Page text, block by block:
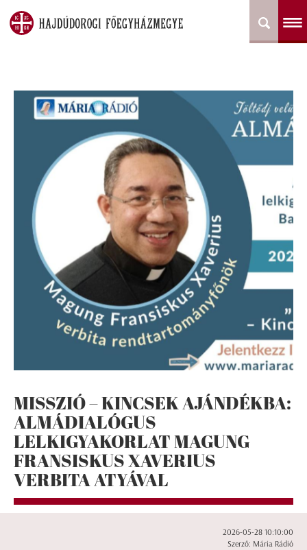
MISSZIÓ – KINCSEK AJÁNDÉKBA:
ALMÁDIALÓGUS
LELKIGYAKORLAT MAGUNG
FRANSISKUS XAVERIUS
VERBITA ATYÁVAL
2026-05-28 10:10:00
Szerző: Mária Rádió